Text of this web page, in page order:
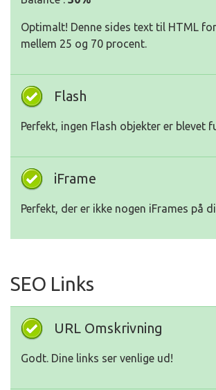
Optimalt! Denne sides text til HTML
mellem 25 og 70 procent.
Flash
Perfekt, ingen Flash objekter er blevet
iFrame
Perfekt, der er ikke nogen iFrames på
SEO Links
URL Omskrivning
Godt. Dine links ser venlige ud!